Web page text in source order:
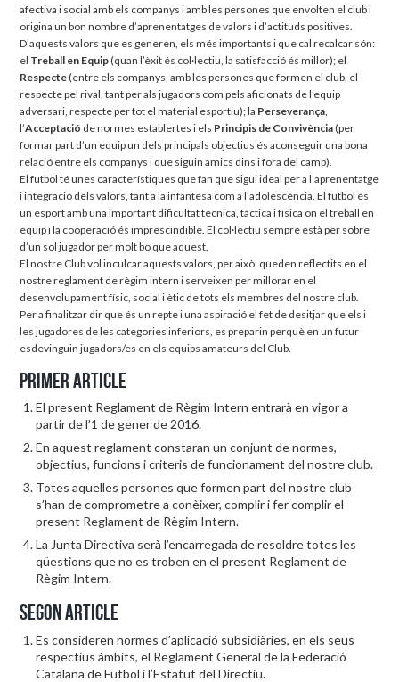
afectiva i social amb els companys i amb les persones que envolten el club i
origina un bon nombre d’aprenentatges de valors i d’actituds positives.
D’aquests valors que es generen, els més importants i que cal recalcar són:
el Treball en Equip(quan l’èxit és col·lectiu, la satisfacció és millor); el
Respecte(entre els companys, amb les persones que formen el club, el
respecte pel rival, tant per als jugadors com pels aficionats de l’equip
adversari, respecte per tot el material esportiu); la Perseverança
l’Acceptació de normes establertes i els Principis de Convivència(per
formar part d’un equip un dels principals objectius és aconseguir una bona
relació entre els companys i que siguin amics dins i fora del camp).
El futbol té unes característiques que fan que sigui ideal per a l’aprenentatge
i integració dels valors, tant a la infantesa com a l’adolescència. El futbol és
un esport amb una important dificultat tècnica, tàctica i física on el treball en
equip i la cooperació és imprescindible. El col·lectiu sempre està per sobre
d’un sol jugador per molt bo que aquest.
El nostre Club vol inculcar aquests valors, per això, queden reflectits en el
nostre reglament de règim intern i serveixen per millorar en el
desenvolupament físic, social i ètic de tots els membres del nostre club.
Per a finalitzar dir que és un repte i una aspiració el fet de desitjar que els i
les jugadores de les categories inferiors, es preparin perquè en un futur
esdevinguin jugadors/es en els equips amateurs del Club.
Primer article
El present Reglament de Règim Intern entrarà en vigor a
partir de l’1 de gener de 2016.
En aquest reglament constaran un conjunt de normes,
objectius, funcions i criteris de funcionament del nostre club.
Totes aquelles persones que formen part del nostre club
s’han de comprometre a conèixer, complir i fer complir el
present Reglament de Règim Intern.
La Junta Directiva serà l’encarregada de resoldre totes les
qüestions que no es troben en el present Reglament de
Règim Intern.
Segon article
Es consideren normes d’aplicació subsidiàries, en els seus
respectius àmbits, el Reglament General de la Federació
Catalana de Futbol i l’Estatut del Directiu.